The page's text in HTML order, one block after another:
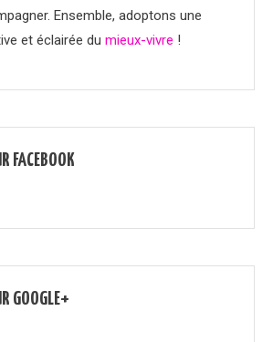
Ensemble, adoptons une
et éclairée du mieux-vivre !
FACEBOOK
GOOGLE+